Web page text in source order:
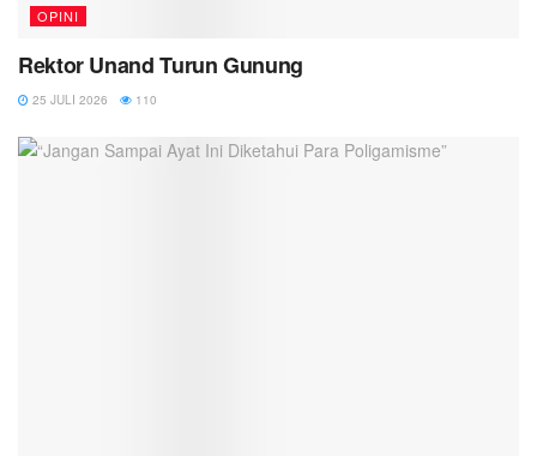
OPINI
Rektor Unand Turun Gunung
25 JULI 2026 110